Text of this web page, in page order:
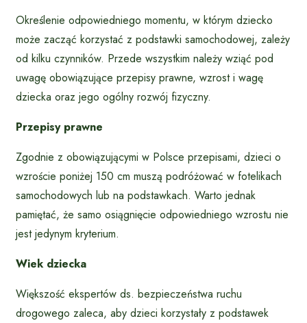
Określenie odpowiedniego momentu, w którym dziecko
może zacząć korzystać z podstawki samochodowej, zależy
od kilku czynników. Przede wszystkim należy wziąć pod
uwagę obowiązujące przepisy prawne, wzrost i wagę
dziecka oraz jego ogólny rozwój fizyczny.
Przepisy prawne
Zgodnie z obowiązującymi w Polsce przepisami, dzieci o
wzroście poniżej 150 cm muszą podróżować w fotelikach
samochodowych lub na podstawkach. Warto jednak
pamiętać, że samo osiągnięcie odpowiedniego wzrostu nie
jest jedynym kryterium.
Wiek dziecka
Większość ekspertów ds. bezpieczeństwa ruchu
drogowego zaleca, aby dzieci korzystały z podstawek